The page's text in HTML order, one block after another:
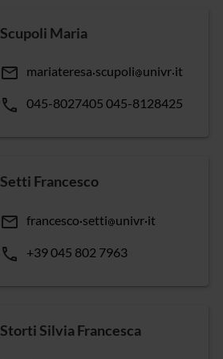
Scupoli Maria
email mariateresa scupoli univr it
phone 045-8027405 045-8128425
Setti Francesco
email francesco setti univr it
phone +39 045 802 7963
Storti Silvia Francesca